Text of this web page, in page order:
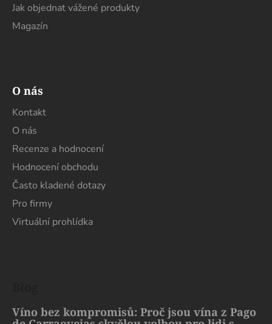
Jak objednat vážené produkty
Magazín
O nás
Kontakt
O nás
Recenze a hodnocení
Hodnocení obchodu
Často kladené dotazy
Pro firmy
Virtuální prohlídka
Víno bez kompromisů: Proč jsou vína z Pago